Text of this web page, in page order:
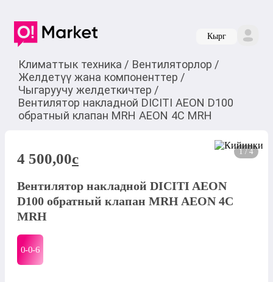
Кырг
Климаттык техника / Вентиляторлор /
Желдетүү жана компоненттер /
Чыгаруучу желдеткичтер /
Вентилятор накладной DICITI AEON D100
обратный клапан MRH AEON 4C MRH
1 / 4
4 500,00c
Вентилятор накладной DICITI AEON
D100 обратный клапан MRH AEON 4C
MRH
0-0-6